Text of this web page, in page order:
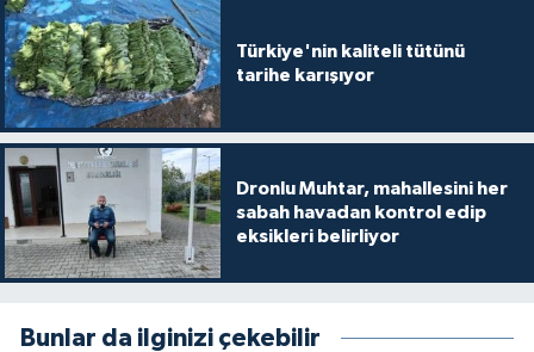
Türkiye'nin kaliteli tütünü
tarihe karışıyor
Dronlu Muhtar, mahallesini her
sabah havadan kontrol edip
eksikleri belirliyor
Bunlar da ilginizi çekebilir